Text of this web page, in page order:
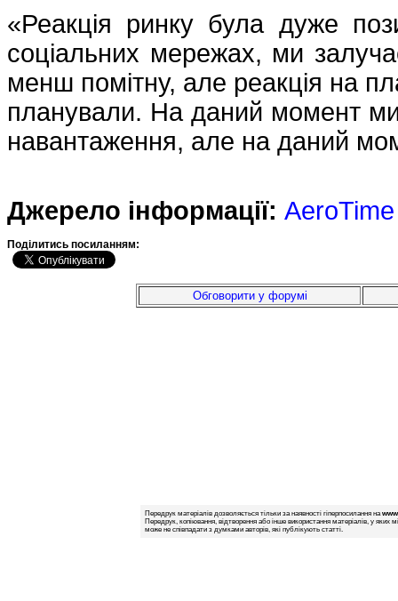
«Реакція ринку була дуже
соціальних мережах, ми
менш помітну, але реакція на
планували. На даний момент ми
навантаження, але на даний
Джерело інформації: AeroTime
Подiлитись посиланням:
Обговорити у форумі
Передрук матеріалів дозволяється тільки за наявності гіперпосилання на
Передрук, копіювання, відтворення або інше використання матеріалів, у яких
може не співпадати з думками авторів, які публікують статті.